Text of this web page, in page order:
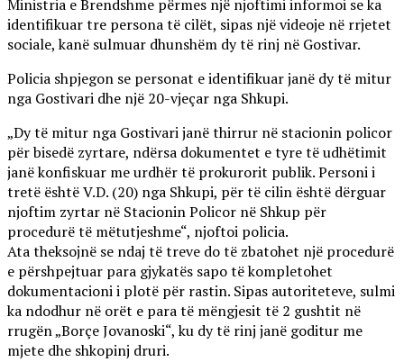
Ministria e Brendshme përmes një njoftimi informoi se ka
identifikuar tre persona të cilët, sipas një videoje në rrjetet
sociale, kanë sulmuar dhunshëm dy të rinj në Gostivar.
Policia shpjegon se personat e identifikuar janë dy të mitur
nga Gostivari dhe një 20-vjeçar nga Shkupi.
„Dy të mitur nga Gostivari janë thirrur në stacionin policor
për bisedë zyrtare, ndërsa dokumentet e tyre të udhëtimit
janë konfiskuar me urdhër të prokurorit publik. Personi i
tretë është V.D. (20) nga Shkupi, për të cilin është dërguar
njoftim zyrtar në Stacionin Policor në Shkup për
procedurë të mëtutjeshme“, njoftoi policia.
Ata theksojnë se ndaj të treve do të zbatohet një procedurë
e përshpejtuar para gjykatës sapo të kompletohet
dokumentacioni i plotë për rastin. Sipas autoriteteve, sulmi
ka ndodhur në orët e para të mëngjesit të 2 gushtit në
rrugën „Borçe Jovanoski“, ku dy të rinj janë goditur me
mjete dhe shkopinj druri.